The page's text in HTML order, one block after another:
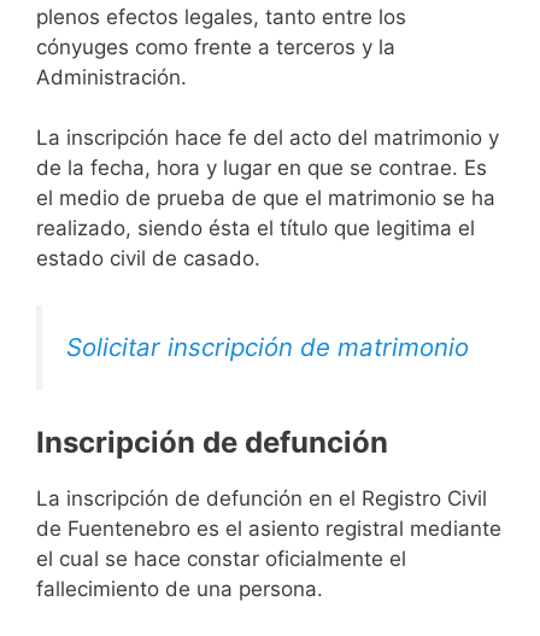
plenos efectos legales, tanto entre los
cónyuges como frente a terceros y la
Administración.
La inscripción hace fe del acto del matrimonio y
de la fecha, hora y lugar en que se contrae. Es
el medio de prueba de que el matrimonio se ha
realizado, siendo ésta el título que legitima el
estado civil de casado.
Solicitar inscripción de matrimonio
Inscripción de defunción
La inscripción de defunción en el Registro Civil
de Fuentenebro es el asiento registral mediante
el cual se hace constar oficialmente el
fallecimiento de una persona.